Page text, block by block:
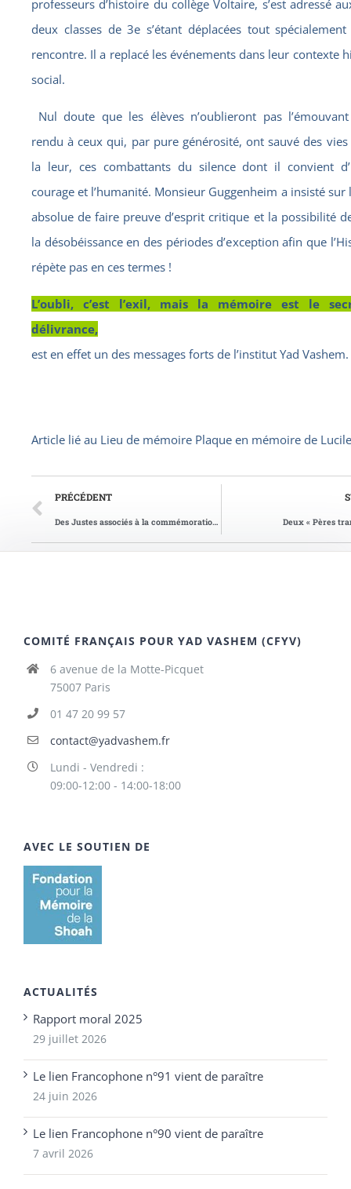
professeurs d’histoire du collège Voltaire, s’est adressé
deux classes de 3e s’étant déplacées tout
rencontre. Il a replacé les événements dans leur contexte
social.
Nul doute que les élèves n’oublieront pas
rendu à ceux qui, par pure générosité, ont sauvé des
la leur, ces combattants du silence dont il convient
courage et l’humanité. Monsieur Guggenheim a insisté sur
absolue de faire preuve d’esprit critique et la possibilité
la désobéissance en des périodes d’exception afin que
répète pas en ces termes !
L’oubli, c’est l’exil, mais la mémoire est le
délivrance,
est en effet un des messages forts de l’institut Yad Vashem.
Article lié au Lieu de mémoire Plaque en mémoire de
PRÉCÉDENT
Des Justes associés à la commémoration de la Libération Deux « Pères
COMITÉ FRANÇAIS POUR YAD VASHEM (CFYV)
6 avenue de la Motte-Picquet
75007 Paris
01 47 20 99 57
contact@yadvashem.fr
Lundi - Vendredi :
09:00-12:00 - 14:00-18:00
AVEC LE SOUTIEN DE
ACTUALITÉS
Rapport moral 2025
29 juillet 2026
Le lien Francophone n°91 vient de paraître
24 juin 2026
Le lien Francophone n°90 vient de paraître
7 avril 2026